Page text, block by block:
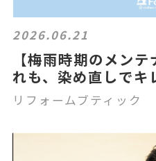
2026.06.21
【梅雨時期のメン
れも、染め直しでキ
リフォームブティック